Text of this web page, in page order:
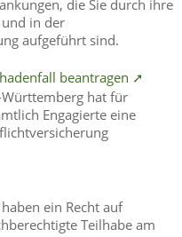
die Sie durch ihre
in der
aufgeführt sind.
beantragen ➚
hat für
Engagierte eine
ein Recht auf
Teilhabe am